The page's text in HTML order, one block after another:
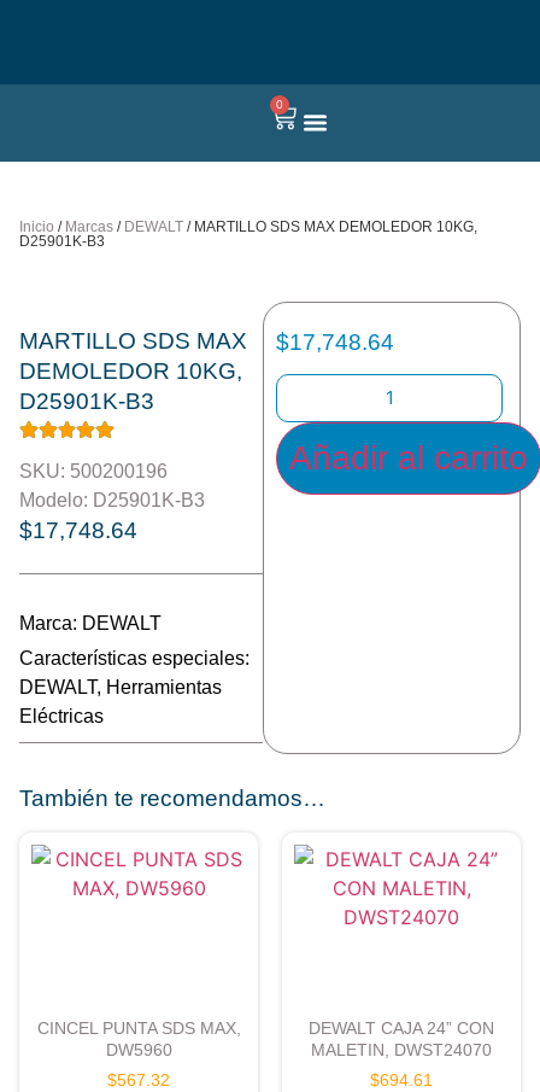
0
Inicio / Marcas / DEWALT / MARTILLO SDS MAX DEMOLEDOR 10KG,
D25901K-B3
MARTILLO SDS MAX
DEMOLEDOR 10KG,
D25901K-B3
SKU: 500200196
Modelo: D25901K-B3
$17,748.64
Marca: DEWALT
Características especiales:
DEWALT, Herramientas
Eléctricas
$17,748.64
Añadir al carrito
También te recomendamos…
CINCEL PUNTA SDS MAX,
DW5960
$567.32
DEWALT CAJA 24” CON
MALETIN, DWST24070
$694.61